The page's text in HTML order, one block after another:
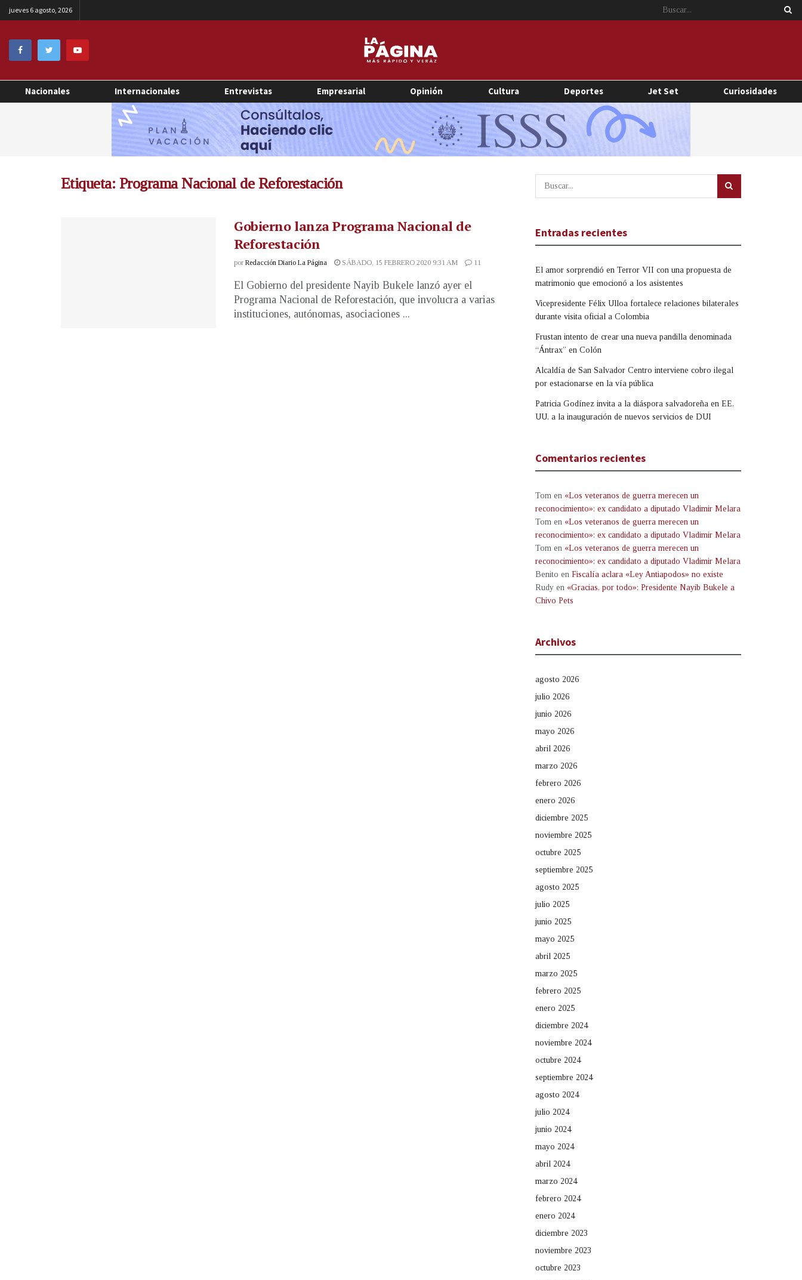
jueves 6 agosto, 2026
Nacionales Internacionales Entrevistas Empresarial Opinión Cultura Deportes Jet Set Curiosidades
Etiqueta: Programa Nacional de Reforestación
Gobierno lanza Programa Nacional de
Reforestación
por Redacción Diario La Página SÁBADO, 15 FEBRERO 2020 9:31 AM 11
El Gobierno del presidente Nayib Bukele lanzó ayer el
Programa Nacional de Reforestación, que involucra a varias
instituciones, autónomas, asociaciones ...
Entradas recientes
El amor sorprendió en Terror VII con una propuesta de
matrimonio que emocionó a los asistentes
Vicepresidente Félix Ulloa fortalece relaciones bilaterales
durante visita oficial a Colombia
Frustan intento de crear una nueva pandilla denominada
“Ántrax” en Colón
Alcaldía de San Salvador Centro interviene cobro ilegal
por estacionarse en la vía pública
Patricia Godínez invita a la diáspora salvadoreña en EE.
UU. a la inauguración de nuevos servicios de DUI
Comentarios recientes
Tom en «Los veteranos de guerra merecen un
reconocimiento»: ex candidato a diputado Vladimir Melara
Tom en «Los veteranos de guerra merecen un
reconocimiento»: ex candidato a diputado Vladimir Melara
Tom en «Los veteranos de guerra merecen un
reconocimiento»: ex candidato a diputado Vladimir Melara
Benito en Fiscalía aclara «Ley Antiapodos» no existe
Rudy en «Gracias, por todo»: Presidente Nayib Bukele a
Chivo Pets
Archivos
agosto 2026
julio 2026
junio 2026
mayo 2026
abril 2026
marzo 2026
febrero 2026
enero 2026
diciembre 2025
noviembre 2025
octubre 2025
septiembre 2025
agosto 2025
julio 2025
junio 2025
mayo 2025
abril 2025
marzo 2025
febrero 2025
enero 2025
diciembre 2024
noviembre 2024
octubre 2024
septiembre 2024
agosto 2024
julio 2024
junio 2024
mayo 2024
abril 2024
marzo 2024
febrero 2024
enero 2024
diciembre 2023
noviembre 2023
octubre 2023